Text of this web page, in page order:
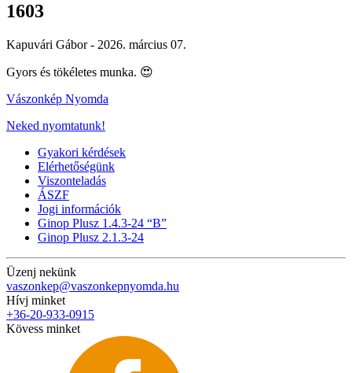
1603
Kapuvári Gábor - 2026. március 07.
Gyors és tökéletes munka. 😍
Vászonkép Nyomda
Neked nyomtatunk!
Gyakori kérdések
Elérhetőségünk
Viszonteladás
ÁSZF
Jogi információk
Ginop Plusz 1.4.3-24 “B”
Ginop Plusz 2.1.3-24
Üzenj nekünk
vaszonkep@vaszonkepnyomda.hu
Hívj minket
+36-20-933-0915
Kövess minket